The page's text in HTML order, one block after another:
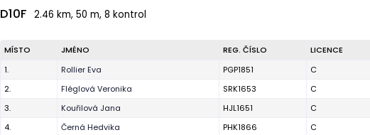
D10F 2.46 km, 50 m, 8 kontrol
MÍSTO JMÉNO REG. ČÍSLO LICENCE
1.
Rollier Eva PGP1851 C
2.
Fléglová Veronika SRK1653 C
3.
Kouřilová Jana HJL1651 C
4.
Černá Hedvika PHK1866 C